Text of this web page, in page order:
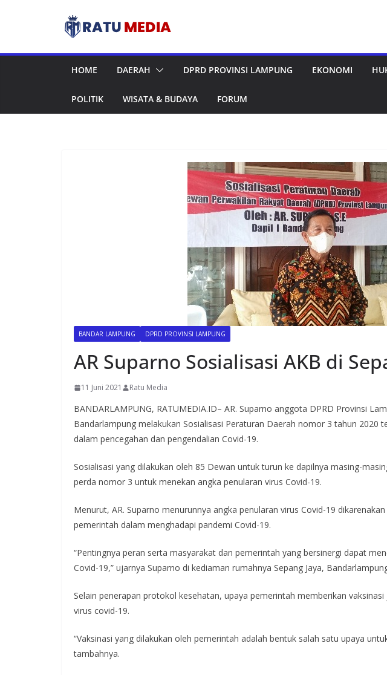
HOME DAERAH DPRD PROVINSI LAMPUNG EKONOMI
POLITIK WISATA & BUDAYA FORUM
BANDAR LAMPUNG DPRD PROVINSI LAMPUNG
AR Suparno Sosialisasi AKB di
11 Juni 2021 Ratu Media
BANDARLAMPUNG, RATUMEDIA.ID– AR. Suparno anggota DPRD Provinsi
Bandarlampung melakukan Sosialisasi Peraturan Daerah nomor 3 tahun 2020
dalam pencegahan dan pengendalian Covid-19.
Sosialisasi yang dilakukan oleh 85 Dewan untuk turun ke dapilnya masing-
perda nomor 3 untuk menekan angka penularan virus Covid-19.
Menurut, AR. Suparno menurunnya angka penularan virus Covid-19
pemerintah dalam menghadapi pandemi Covid-19.
“Pentingnya peran serta masyarakat dan pemerintah yang bersinergi dapat
Covid-19,” ujarnya Suparno di kediaman rumahnya Sepang Jaya,
Selain penerapan protokol kesehatan, upaya pemerintah memberikan
virus covid-19.
“Vaksinasi yang dilakukan oleh pemerintah adalah bentuk salah satu upaya
tambahnya.